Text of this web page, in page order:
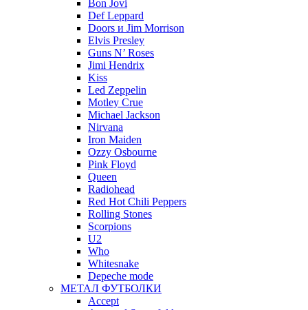
Bon Jovi
Def Leppard
Doors и Jim Morrison
Elvis Presley
Guns N’ Roses
Jimi Hendrix
Kiss
Led Zeppelin
Motley Crue
Michael Jackson
Nirvana
Iron Maiden
Ozzy Osbourne
Pink Floyd
Queen
Radiohead
Red Hot Chili Peppers
Rolling Stones
Scorpions
U2
Who
Whitesnake
Depeche mode
МЕТАЛ ФУТБОЛКИ
Accept